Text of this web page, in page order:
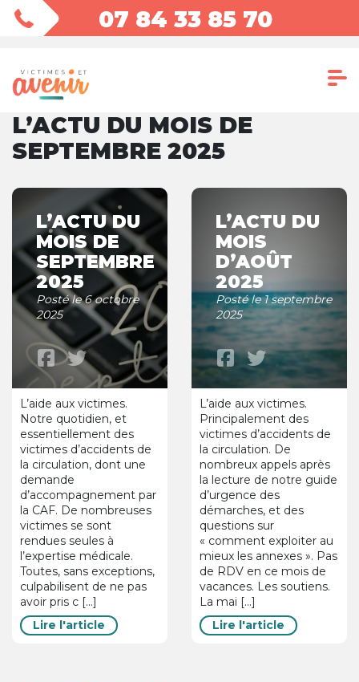
07 84 33 85 70
L’ACTU DU MOIS DE
SEPTEMBRE 2025
L’ACTU DU
MOIS DE
SEPTEMBRE
2025
Posté le 6 octobre
2025
L’aide aux victimes.
Notre quotidien, et
essentiellement des
victimes d’accidents de
la circulation, dont une
demande
d’accompagnement par
la CAF. De nombreuses
victimes se sont
rendues seules à
l’expertise médicale.
Toutes, sans exceptions,
culpabilisent de ne pas
avoir pris c [...]
Lire l'article
L’ACTU DU
MOIS
D’AOÛT
2025
Posté le 1 septembre
2025
L’aide aux victimes.
Principalement des
victimes d’accidents de
la circulation. De
nombreux appels après
la lecture de notre guide
d’urgence des
démarches, et des
questions sur
« comment exploiter au
mieux les annexes ». Pas
de RDV en ce mois de
vacances. Les soutiens.
La mai [...]
Lire l'article